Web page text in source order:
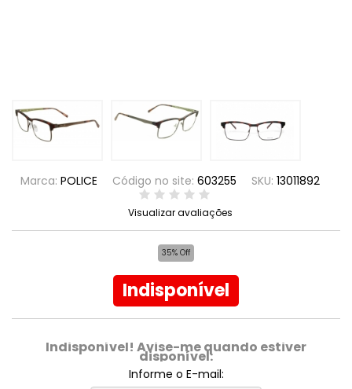
Marca: POLICE Código no site: 603255 SKU: 13011892
Visualizar avaliações
35% Off
Indisponível
Indisponível! Avise-me quando estiver
disponível:
Informe o E-mail: